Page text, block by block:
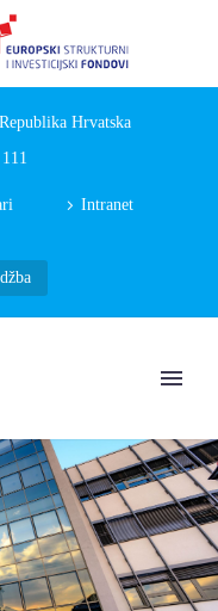
Hrvatska
Intranet